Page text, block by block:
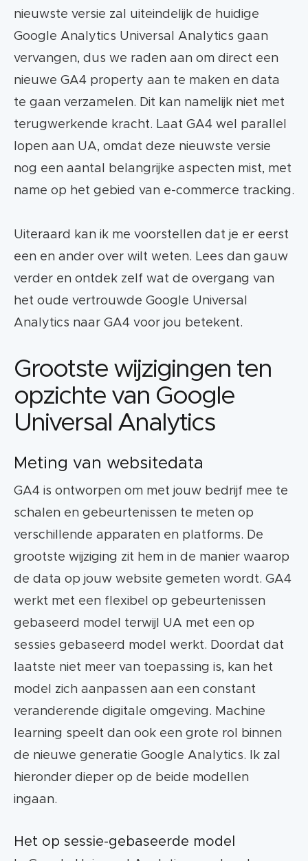
Google Tag Manager hoeft te
implementeren.
GA4 kan webdata combineren met app
mogelijk om alleen website verkeer of
alleen app verkeer te meten.
GA4 kan alle interacties van gebruikers
met je website en/of app op verschillende
journey.
De rapportage in GA4 verschilt erg van UA
en is gebouwd op Firebase Analytics. Je
rapportage.
De accountstructuur is ook anders dan we
gewend zijn. Met één property kun je
verschillende datastreams (data sources)
meten, zoals je web datastream en/of app
doordat GA4 werkt met User-ID’s.
Krijg inzicht in nieuwe engagement metrics,
Rate, Engaged Sessions per User en
Engagement Time.
GA4 kent geen datalimiet, maar wel een
limiet op aantal gebeurtenissen dat je kunt
Maak nu eventueel gratis een connectie
met BigQuery.
nieuwste versie zal uiteindelijk de huidige
Google Analytics Universal Analytics gaan
vervangen, dus we raden aan om direct een
nieuwe GA4 property aan te maken en data
te gaan verzamelen. Dit kan namelijk niet met
terugwerkende kracht. Laat GA4 wel parallel
lopen aan UA, omdat deze nieuwste versie
nog een aantal belangrijke aspecten mist, met
name op het gebied van e-commerce tracking.
Uiteraard kan ik me voorstellen dat je er eerst
een en ander over wilt weten. Lees dan gauw
verder en ontdek zelf wat de overgang van
het oude vertrouwde Google Universal
Analytics naar GA4 voor jou betekent.
Grootste wijzigingen ten
opzichte van Google
Universal Analytics
Meting van websitedata
GA4 is ontworpen om met jouw bedrijf mee te
schalen en gebeurtenissen te meten op
verschillende apparaten en platforms. De
grootste wijziging zit hem in de manier waarop
de data op jouw website gemeten wordt. GA4
werkt met een flexibel op gebeurtenissen
gebaseerd model terwijl UA met een op
sessies gebaseerd model werkt. Doordat dat
laatste niet meer van toepassing is, kan het
model zich aanpassen aan een constant
veranderende digitale omgeving. Machine
learning speelt dan ook een grote rol binnen
de nieuwe generatie Google Analytics. Ik zal
hieronder dieper op de beide modellen
ingaan.
Het op sessie-gebaseerde model